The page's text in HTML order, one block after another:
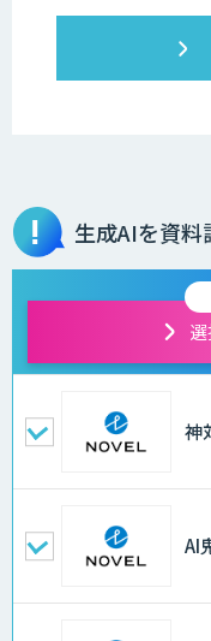
生成AIを資料
神
AI